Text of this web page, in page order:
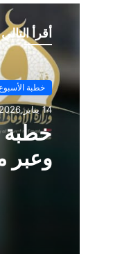
أقرأ التالي
خطبة الأسبوع
14 يناير,2026
خطبة